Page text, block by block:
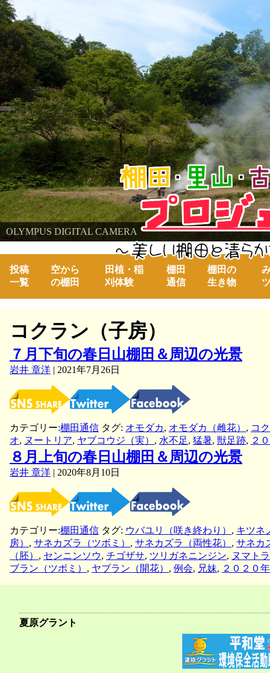
OLYMPUS DIGITAL CAMERA
～美しい棚田の自然と古代米～
棚田・里山・古代米・鮒プロジェクト
投稿
一覧
空から
の棚田
田植・稲
刈体験
棚田
通信
棚田の
生き物
コクラン（子房）
７月下旬の春日山棚田＆周辺の光景
岩井 章洋 | 2021年7月26日
カテゴリー:棚田通信 タグ: オモダカ, オモダカ（雌花） , コ
オ, ヌートリア, ヤブコウジ（実） , 水不足, 猛暑, 獣足跡, ２
８月上旬の春日山棚田＆周辺の光景
岩井 章洋 | 2020年8月10日
カテゴリー:棚田通信 タグ: ウバユリ（咲き終わり） , キツネ
房） , サネカズラ（ツボミ） , サネカズラ（両性花） , サネカ
（胚） , センニンソウ, チゴザサ, ツリガネニンジン, ヌマト
ブラン（ツボミ） , ヤブラン（開花） , 例会, 兄妹, ２０２０年
夏原グラント